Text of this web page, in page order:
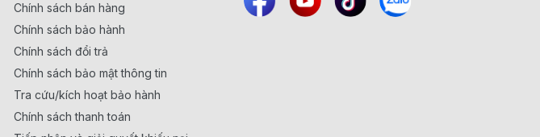
Chính sách bán hàng
Chính sách bảo hành
Chính sách đổi trả
Chính sách bảo mật thông tin
Tra cứu/kích hoạt bảo hành
Chính sách thanh toán